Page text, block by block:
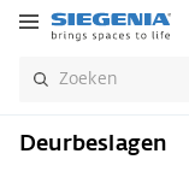
Deurbeslagen